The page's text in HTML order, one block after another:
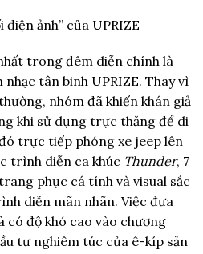
điện ảnh” của UPRIZE
trong đêm diễn chính là
tân binh UPRIZE. Thay vì
nhóm đã khiến khán giả
khi sử dụng trực thăng để di
trực tiếp phóng xe jeep lên
trình diễn ca khúc Thunder, 7
phục cá tính và visual sắc
diễn mãn nhãn. Việc đưa
có độ khó cao vào chương
tư nghiêm túc của ê-kíp sản